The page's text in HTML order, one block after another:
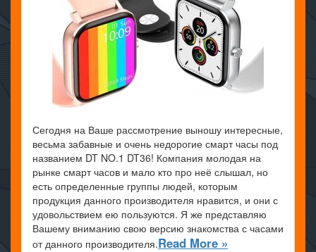
Сегодня на Ваше рассмотрение выношу интересные,
весьма забавные и очень недорогие смарт часы под
названием DT NO.1 DT36! Компания молодая на
рынке смарт часов и мало кто про неё слышал, но
есть определенные группы людей, которым
продукция данного производителя нравится, и они с
удовольствием ею пользуются. Я же представляю
Вашему вниманию свою версию знакомства с часами
от данного производителя.Read More »